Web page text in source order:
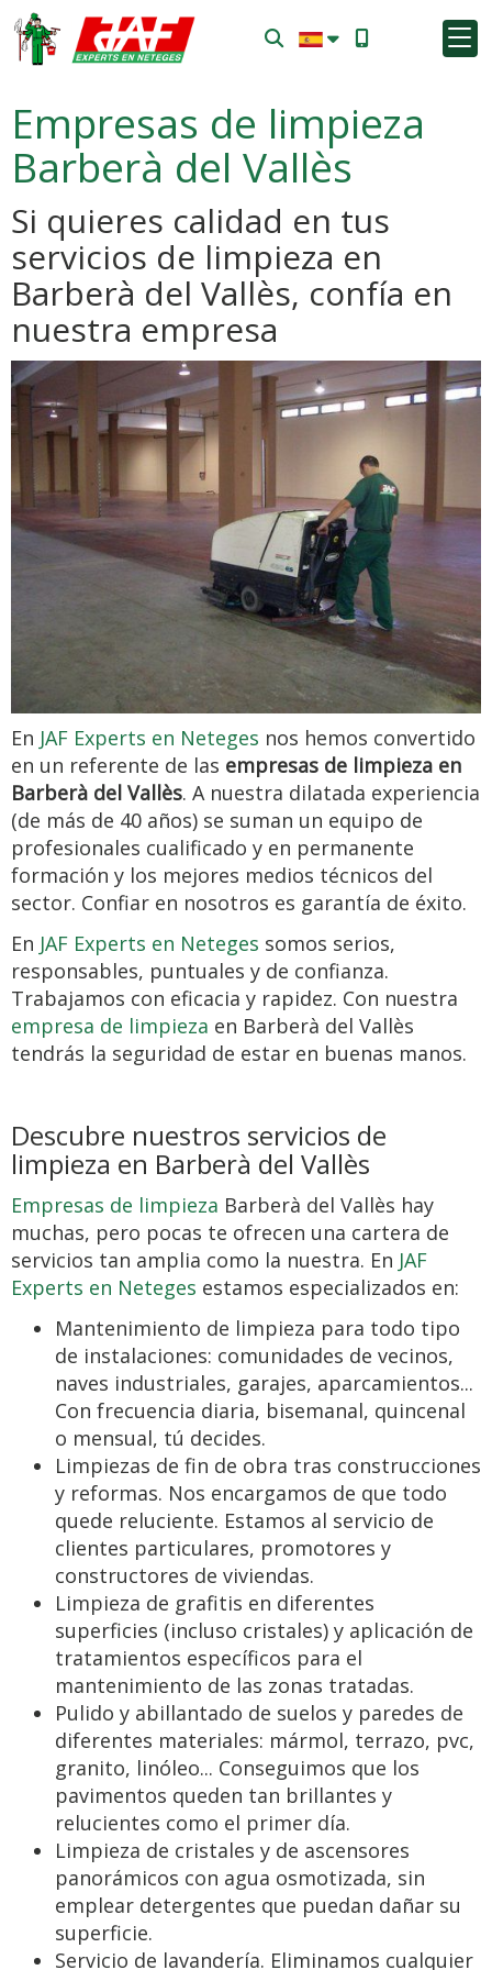
Empresas de limpieza
Barberà del Vallès
Si quieres calidad en tus
servicios de limpieza en
Barberà del Vallès, confía en
nuestra empresa
En JAF Experts en Neteges nos hemos convertido
en un referente de las empresas de limpieza en
Barberà del Vallès. A nuestra dilatada experiencia
(de más de 40 años) se suman un equipo de
profesionales cualificado y en permanente
formación y los mejores medios técnicos del
sector. Confiar en nosotros es garantía de éxito.
En JAF Experts en Neteges somos serios,
responsables, puntuales y de confianza.
Trabajamos con eficacia y rapidez. Con nuestra
empresa de limpieza en Barberà del Vallès
tendrás la seguridad de estar en buenas manos.
Descubre nuestros servicios de
limpieza en Barberà del Vallès
Empresas de limpieza Barberà del Vallès hay
muchas, pero pocas te ofrecen una cartera de
servicios tan amplia como la nuestra. En JAF
Experts en Neteges estamos especializados en:
Mantenimiento de limpieza para todo tipo
de instalaciones: comunidades de vecinos,
naves industriales, garajes, aparcamientos...
Con frecuencia diaria, bisemanal, quincenal
o mensual, tú decides.
Limpiezas de fin de obra tras construcciones
y reformas. Nos encargamos de que todo
quede reluciente. Estamos al servicio de
clientes particulares, promotores y
constructores de viviendas.
Limpieza de grafitis en diferentes
superficies (incluso cristales) y aplicación de
tratamientos específicos para el
mantenimiento de las zonas tratadas.
Pulido y abillantado de suelos y paredes de
diferentes materiales: mármol, terrazo, pvc,
granito, linóleo... Conseguimos que los
pavimentos queden tan brillantes y
relucientes como el primer día.
Limpieza de cristales y de ascensores
panorámicos con agua osmotizada, sin
emplear detergentes que puedan dañar su
superficie.
Servicio de lavandería. Eliminamos cualquier